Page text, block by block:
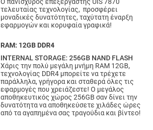
Ο πανίσχυρος επεξεργαστής UIS 7870
τελευταίας τεχνολογίας, προσφέρει
μοναδικές δυνατότητες, ταχύτατη έναρξη
εφαρμογών και κορυφαία γραφικά!
RAM: 12GB DDR4
INTERNAL STORAGE: 256GB NAND FLASH
Χάρις την πολύ μεγάλη μνήμη RAM 12GB,
τεχνολογίας DDR4 μπορείτε να τρέχετε
παράλληλα, γρήγορα και σταθερά όλες τις
εφαρμογές που χρειάζεστε! Ο μεγάλος
αποθηκευτικός χώρος 256GB σαν δίνει την
δυνατότητα να αποθηκεύσετε χιλάδες ώρες
από τα αγαπημένα σας τραγούδια και βίντεο!